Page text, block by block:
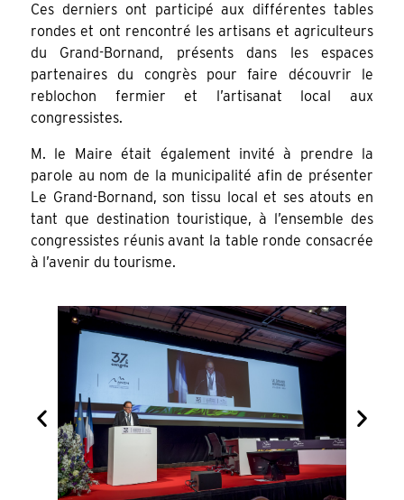
Ces derniers ont participé aux différentes tables
rondes et ont rencontré les artisans et agriculteurs
du Grand-Bornand, présents dans les espaces
partenaires du congrès pour faire découvrir le
reblochon fermier et l’artisanat local aux
congressistes.
M. le Maire était également invité à prendre la
parole au nom de la municipalité afin de présenter
Le Grand-Bornand, son tissu local et ses atouts en
tant que destination touristique, à l’ensemble des
congressistes réunis avant la table ronde consacrée
à l’avenir du tourisme.